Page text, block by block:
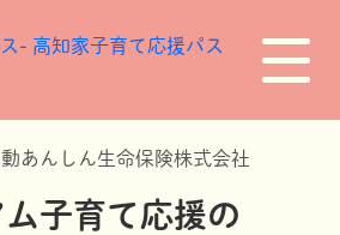
あんしん生命保険株式会社